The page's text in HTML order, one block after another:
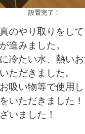
設置完了！
のやり取りをし
進みました。
冷たい水、熱い
ただきました。
吸い物等で使用
いただきました！
いました！